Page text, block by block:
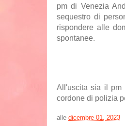
pm di Venezia
sequestro di
rispondere alle
spontanee.
All'uscita sia il pm
cordone di polizia
alle dicembre 01, 2023